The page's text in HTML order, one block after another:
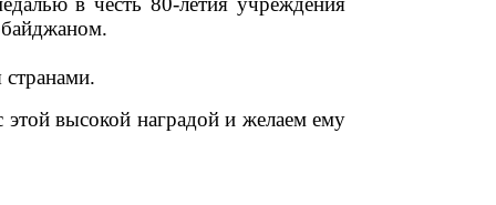
странами.
высокой наградой и желаем ему